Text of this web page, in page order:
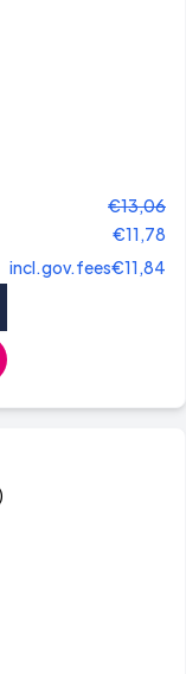
€13,06
€11,78
incl.gov.fees€11,84